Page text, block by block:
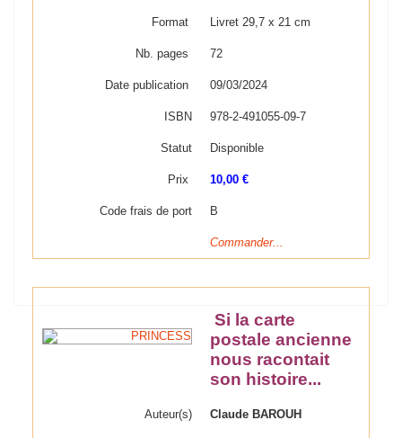
Format Livret 29,7 x 21 cm
Nb. pages 72
Date publication 09/03/2024
ISBN 978-2-491055-09-7
Statut Disponible
Prix 10,00 €
Code frais de port B
Commander...
Si la carte
postale ancienne
nous racontait
son histoire...
Auteur(s) Claude BAROUH